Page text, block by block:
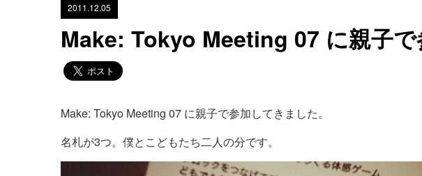
2011.12.05
Make: Tokyo Meeting 07 に親子
Make: Tokyo Meeting 07 に親子で参加してきました。
名札が3つ。僕とこどもたち二人の分です。